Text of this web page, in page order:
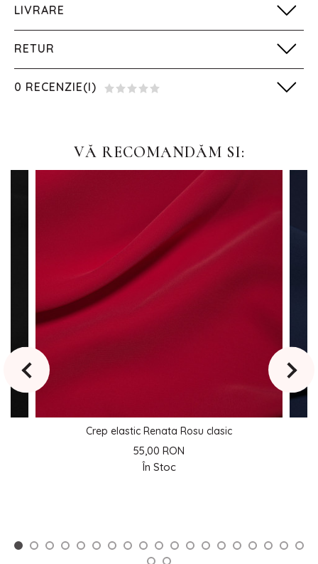
LIVRARE
RETUR
0 RECENZIE(I)
VĂ RECOMANDĂM SI:
Crep elastic Renata Rosu clasic
55,00 RON
În Stoc